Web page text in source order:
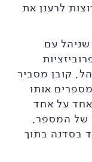
לרענן את
עם
קובן מסביר
אותו
אחד על אחד
של המספר,
בסדנה בתוך